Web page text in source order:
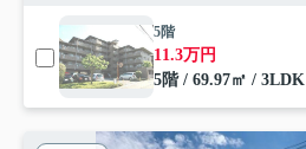
5階
11.3万円
5階 / 69.97㎡ / 3LDK